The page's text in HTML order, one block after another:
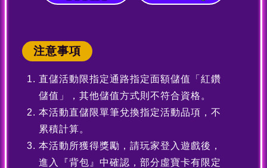
注意事項
直儲活動限指定通路指定面額儲值「紅鑽
儲值」，其他儲值方式則不符合資格。
本活動直儲限單筆兌換指定活動品項，不
累積計算。
本活動所獲得獎勵，請玩家登入遊戲後，
進入『背包』中確認，部分虛寶卡有限定